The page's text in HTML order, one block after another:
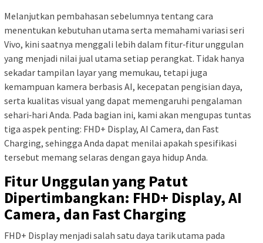
Melanjutkan pembahasan sebelumnya tentang cara
menentukan kebutuhan utama serta memahami variasi seri
Vivo, kini saatnya menggali lebih dalam fitur‑fitur unggulan
yang menjadi nilai jual utama setiap perangkat. Tidak hanya
sekadar tampilan layar yang memukau, tetapi juga
kemampuan kamera berbasis AI, kecepatan pengisian daya,
serta kualitas visual yang dapat memengaruhi pengalaman
sehari‑hari Anda. Pada bagian ini, kami akan mengupas tuntas
tiga aspek penting: FHD+ Display, AI Camera, dan Fast
Charging, sehingga Anda dapat menilai apakah spesifikasi
tersebut memang selaras dengan gaya hidup Anda.
Fitur Unggulan yang Patut
Dipertimbangkan: FHD+ Display, AI
Camera, dan Fast Charging
FHD+ Display menjadi salah satu daya tarik utama pada